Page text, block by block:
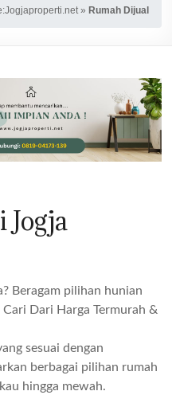
Jogjaproperti.net» Rumah Dijual
Jogja
Beragam pilihan hunian
Dari Harga Termurah &
sesuai dengan
berbagai pilihan rumah
hingga mewah.